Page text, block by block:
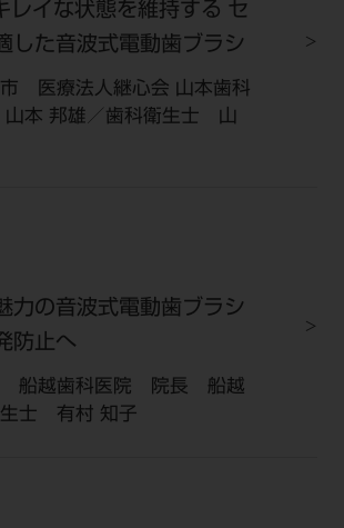
レイな状態を維持する セ
した音波式電動歯ブラシ
医療法人継心会 山本歯科
本 邦雄／歯科衛生士 山
力の音波式電動歯ブラシ
防止へ
船越歯科医院 院長 船越
生士 有村 知子